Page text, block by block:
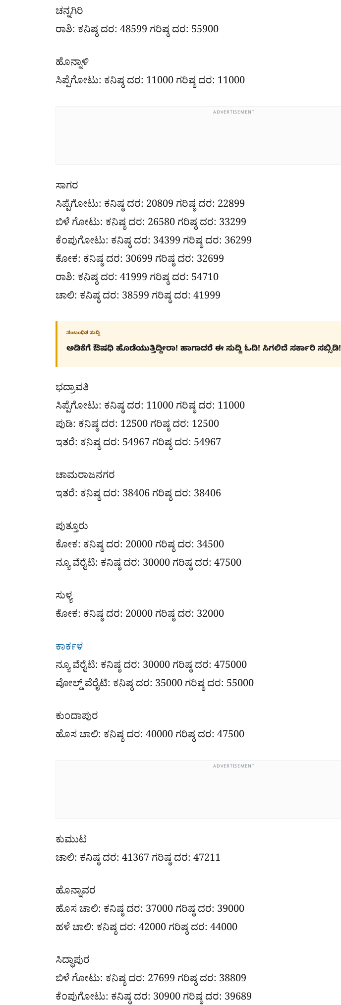
ಚನ್ನಗಿರಿ
ರಾಶಿ: ಕನಿಷ್ಠ ದರ: 48599 ಗರಿಷ್ಠ ದರ: 55900
ಹೊನ್ನಾಳಿ
ಸಿಪ್ಪೆಗೋಟು: ಕನಿಷ್ಠ ದರ: 11000 ಗರಿಷ್ಠ ದರ: 11000
ADVERTISEMENT
ಸಾಗರ
ಸಿಪ್ಪೆಗೋಟು: ಕನಿಷ್ಠ ದರ: 20809 ಗರಿಷ್ಠ ದರ: 22899
ಬಿಳೆ ಗೋಟು: ಕನಿಷ್ಠ ದರ: 26580 ಗರಿಷ್ಠ ದರ: 33299
ಕೆಂಪುಗೋಟು: ಕನಿಷ್ಠ ದರ: 34399 ಗರಿಷ್ಠ ದರ: 36299
ಕೋಕ: ಕನಿಷ್ಠ ದರ: 30699 ಗರಿಷ್ಠ ದರ: 32699
ರಾಶಿ: ಕನಿಷ್ಠ ದರ: 41999 ಗರಿಷ್ಠ ದರ: 54710
ಚಾಲಿ: ಕನಿಷ್ಠ ದರ: 38599 ಗರಿಷ್ಠ ದರ: 41999
ಸಂಬಂಧಿತ ಸುದ್ದಿ
ಅಡಿಕೆಗೆ ಔಷಧಿ ಹೊಡೆಯುತ್ತಿದ್ದೀರಾ! ಹಾಗಾದರೆ ಈ ಸುದ್ದಿ ಓದಿ! ಸಿಗಲಿದೆ ಸರ್ಕಾರಿ ಸಬ್ಸಿಡಿ!
ಭದ್ರಾವತಿ
ಸಿಪ್ಪೆಗೋಟು: ಕನಿಷ್ಠ ದರ: 11000 ಗರಿಷ್ಠ ದರ: 11000
ಪುಡಿ: ಕನಿಷ್ಠ ದರ: 12500 ಗರಿಷ್ಠ ದರ: 12500
ಇತರೆ: ಕನಿಷ್ಠ ದರ: 54967 ಗರಿಷ್ಠ ದರ: 54967
ಚಾಮರಾಜನಗರ
ಇತರೆ: ಕನಿಷ್ಠ ದರ: 38406 ಗರಿಷ್ಠ ದರ: 38406
ಪುತ್ತೂರು
ಕೋಕ: ಕನಿಷ್ಠ ದರ: 20000 ಗರಿಷ್ಠ ದರ: 34500
ನ್ಯೂ ವೆರೈಟಿ: ಕನಿಷ್ಠ ದರ: 30000 ಗರಿಷ್ಠ ದರ: 47500
ಸುಳ್ಯ
ಕೋಕ: ಕನಿಷ್ಠ ದರ: 20000 ಗರಿಷ್ಠ ದರ: 32000
ಕಾರ್ಕಳ
ನ್ಯೂ ವೆರೈಟಿ: ಕನಿಷ್ಠ ದರ: 30000 ಗರಿಷ್ಠ ದರ: 475000
ವೋಲ್ಡ್ ವೆರೈಟಿ: ಕನಿಷ್ಠ ದರ: 35000 ಗರಿಷ್ಠ ದರ: 55000
ಕುಂದಾಪುರ
ಹೊಸ ಚಾಲಿ: ಕನಿಷ್ಠ ದರ: 40000 ಗರಿಷ್ಠ ದರ: 47500
ADVERTISEMENT
ಕುಮುಟ
ಚಾಲಿ: ಕನಿಷ್ಠ ದರ: 41367 ಗರಿಷ್ಠ ದರ: 47211
ಹೊನ್ನಾವರ
ಹೊಸ ಚಾಲಿ: ಕನಿಷ್ಠ ದರ: 37000 ಗರಿಷ್ಠ ದರ: 39000
ಹಳೆ ಚಾಲಿ: ಕನಿಷ್ಠ ದರ: 42000 ಗರಿಷ್ಠ ದರ: 44000
ಸಿದ್ಧಾಪುರ
ಬಿಳೆ ಗೋಟು: ಕನಿಷ್ಠ ದರ: 27699 ಗರಿಷ್ಠ ದರ: 38809
ಕೆಂಪುಗೋಟು: ಕನಿಷ್ಠ ದರ: 30900 ಗರಿಷ್ಠ ದರ: 39689